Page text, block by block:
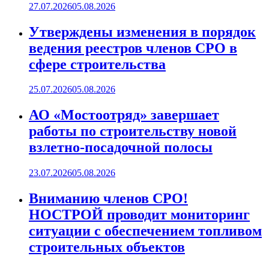
27.07.202605.08.2026
Утверждены изменения в порядок
ведения реестров членов СРО в
сфере строительства
25.07.202605.08.2026
АО «Мостоотряд» завершает
работы по строительству новой
взлетно-посадочной полосы
23.07.202605.08.2026
Вниманию членов СРО!
НОСТРОЙ проводит мониторинг
ситуации с обеспечением топливом
строительных объектов